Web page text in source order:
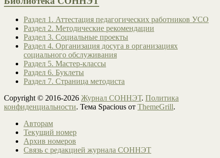
Раздел 1. Аттестация педагогических работников УСО
Раздел 2. Методические рекомендации
Раздел 3. Социальные проекты
Раздел 4. Организация досуга в организациях
социального обслуживания
Раздел 5. Мастер-классы
Раздел 6. Буклеты
Раздел 7. Страница методиста
Copyright © 2016-2026 Журнал СОННЭТ. Политика
конфиденциальности. Тема Spacious от ThemeGrill.
Авторам
Текущий номер
Архив номеров
Связь с редакцией журнала СОННЭТ